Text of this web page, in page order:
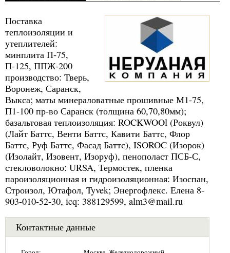
Поставка
теплоизоляции и
утеплителей:
минплита П-75,
П-125, ППЖ-200
производство: Тверь,
Воронеж, Саранск,
Выкса; маты минераловатные прошивные М1-75,
П1-100 пр-во Саранск (толщина 60,70,80мм);
базальтовая теплоизоляция: ROCKWOOl (Роквул)
(Лайт Баттс, Венти Баттс, Кавити Баттс, Флор
Баттс, Руф Баттс, Фасад Баттс), ISOROC (Изорок)
(Изолайт, Изовент, Изоруф), пенополаст ПСБ-С,
стекловолокно: URSA, Термостек, пленка
пароизоляционная и гидроизоляционная: Изоспан,
Строизол, Ютафол, Tyvek; Энергофлекс. Елена 8-
903-010-52-30, icq: 388129599, alm3@mail.ru
Контактные данные